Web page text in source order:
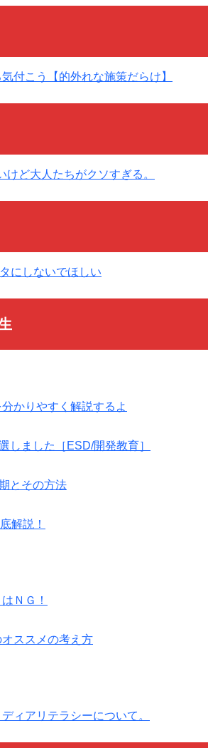
付こう【的外れな施策だらけ】
ど大人たちがクソすぎる。
にしないでほしい
かりやすく解説するよ
しました［ESD/開発教育］
とその方法
解説！
ＮＧ！
ススメの考え方
ィアリテラシーについて。